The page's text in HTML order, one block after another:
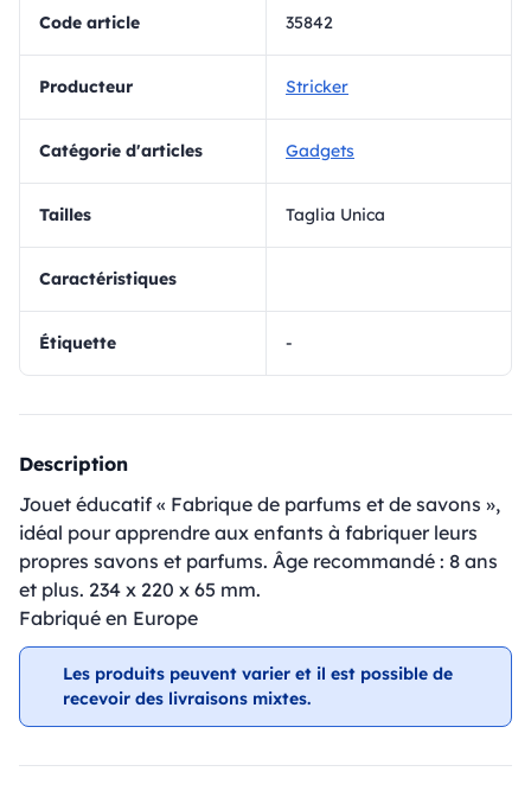
Code article 35842
Producteur Stricker
Catégorie d'articles Gadgets
Tailles Taglia Unica
Caractéristiques
Étiquette -
Description
Jouet éducatif « Fabrique de parfums et de savons »,
idéal pour apprendre aux enfants à fabriquer leurs
propres savons et parfums. Âge recommandé : 8 ans
et plus. 234 x 220 x 65 mm.
Fabriqué en Europe
Les produits peuvent varier et il est possible de
recevoir des livraisons mixtes.